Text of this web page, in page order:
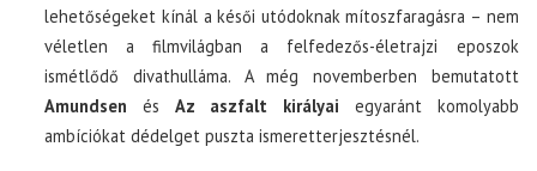
lehetőségeket kínál a késői utódoknak mítoszfaragásra – nem
véletlen a filmvilágban a felfedezős-életrajzi eposzok
ismétlődő divathulláma. A még novemberben bemutatott
Amundsen és Az aszfalt királyai egyaránt komolyabb
ambíciókat dédelget puszta ismeretterjesztésnél.